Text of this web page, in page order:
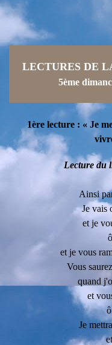
LECTURES DE
5ème
1ère lecture : « Je
Lecture du
Ainsi
Je vais
et je
et je vous
Vous
quand
et
Je